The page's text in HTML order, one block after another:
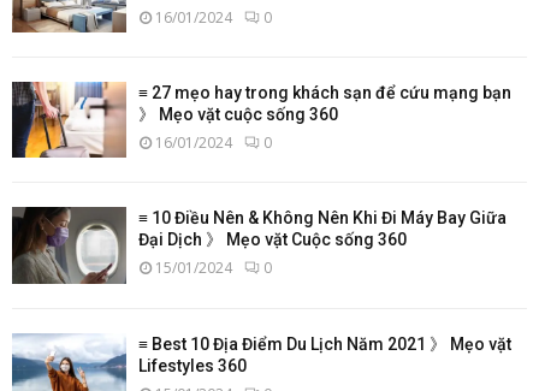
16/01/2024 0
≡ 27 mẹo hay trong khách sạn để cứu mạng bạn
》 Mẹo vặt cuộc sống 360
16/01/2024 0
≡ 10 Điều Nên & Không Nên Khi Đi Máy Bay Giữa
Đại Dịch 》 Mẹo vặt Cuộc sống 360
15/01/2024 0
≡ Best 10 Địa Điểm Du Lịch Năm 2021 》 Mẹo vặt
Lifestyles 360